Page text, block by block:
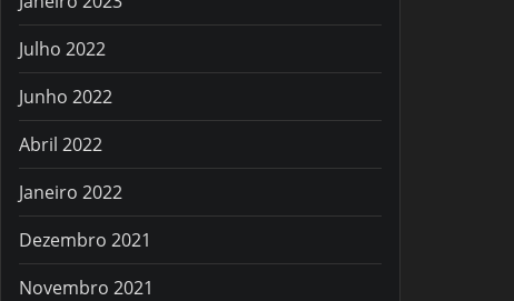
Julho 2022
Junho 2022
Abril 2022
Janeiro 2022
Dezembro 2021
Novembro 2021